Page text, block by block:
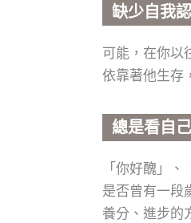
缺少自我
可能，在你以
依靠著他生存
總是看自
「你好醜」
是否曾有一段
養分、進步的